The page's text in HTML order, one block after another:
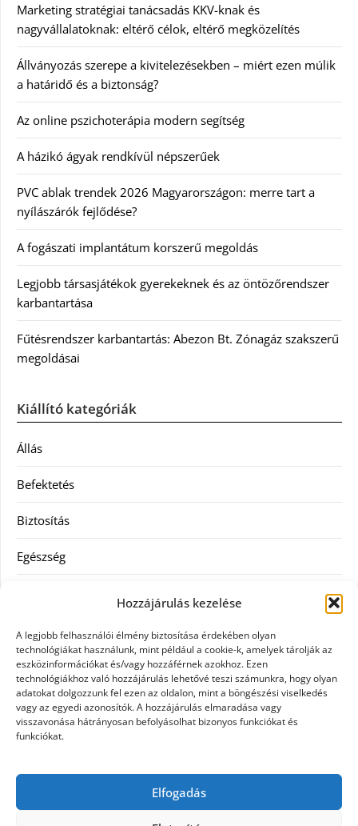
Hozzájárulás kezelése
A legjobb felhasználói élmény biztosítása érdekében olyan
technológiákat használunk, mint például a cookie-k, amelyek tárolják az
eszközinformációkat és/vagy hozzáférnek azokhoz. Ezen
technológiákhoz való hozzájárulás lehetővé teszi számunkra, hogy olyan
adatokat dolgozzunk fel ezen az oldalon, mint a böngészési viselkedés
vagy az egyedi azonosítók. A hozzájárulás elmaradása vagy
visszavonása hátrányosan befolyásolhat bizonyos funkciókat és
funkciókat.
Elfogadás
Marketing stratégiai tanácsadás KKV-knak és
nagyvállalatoknak: eltérő célok, eltérő megközelítés
Állványozás szerepe a kivitelezésekben – miért ezen múlik
a határidő és a biztonság?
Az online pszichoterápia modern segítség
A házikó ágyak rendkívül népszerűek
PVC ablak trendek 2026 Magyarországon: merre tart a
nyílászárók fejlődése?
A fogászati implantátum korszerű megoldás
Legjobb társasjátékok gyerekeknek és az öntözőrendszer
karbantartása
Fűtésrendszer karbantartás: Abezon Bt. Zónagáz szakszerű
megoldásai
Kiállító kategóriák
Állás
Befektetés
Biztosítás
Egészség
Ingatlan
Művészetek és szórakozás
Múzeumok
Szolgáltatás
Szórakozás
Webáruház